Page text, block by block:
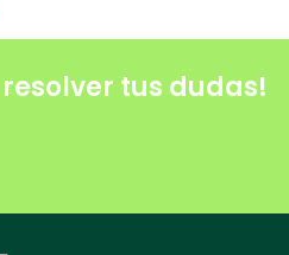
tus dudas!